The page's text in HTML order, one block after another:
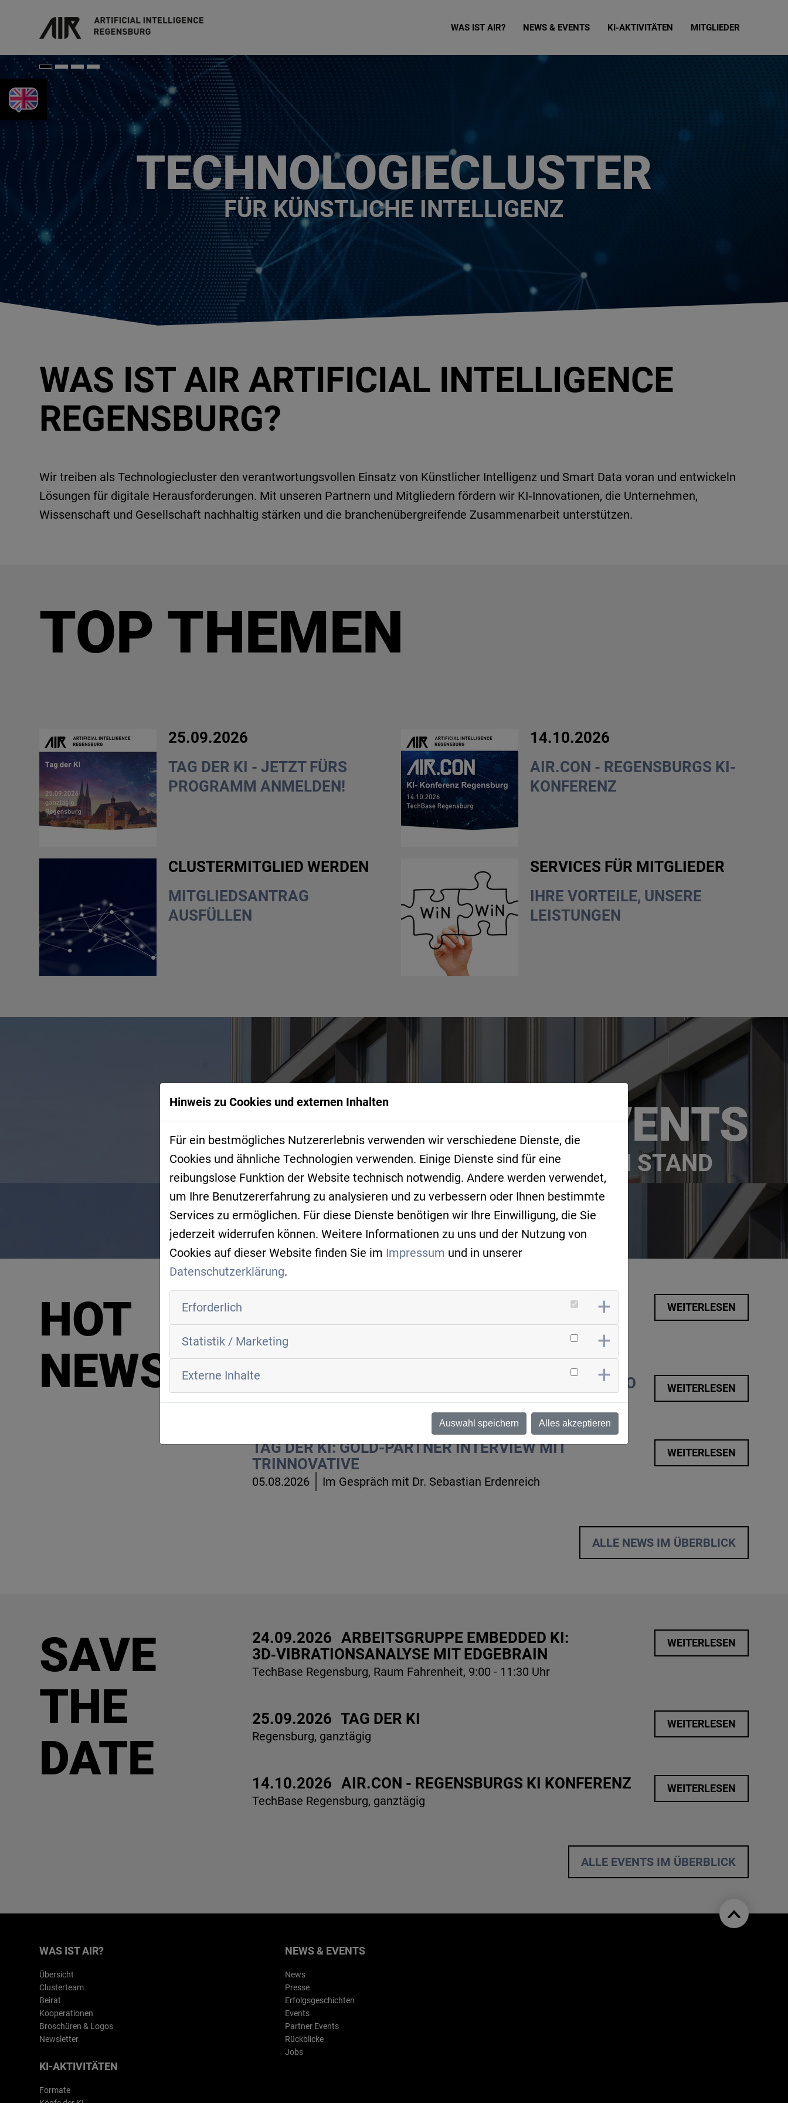
WAS IST AIR? NEWS & EVENTS KI-AKTIVITÄTEN MITGLIEDER
KEYFACTS IN ENGLISH
TAG DER KI, 25.09.2026
JETZT ANMELDEN
WAS IST AIR ARTIFICIAL INTELLIGENCE
REGENSBURG?
Wir treiben als Technologiecluster den verantwortungsvollen Einsatz von Künstlicher Intelligenz und Smart Data voran und entwickeln
Lösungen für digitale Herausforderungen. Mit unseren Partnern und Mitgliedern fördern wir KI‑Innovationen, die Unternehmen,
Wissenschaft und Gesellschaft nachhaltig stärken und die branchenübergreifende Zusammenarbeit unterstützen.
TOP THEMEN
25.09.2026
TAG DER KI - JETZT FÜRS
PROGRAMM ANMELDEN!
14.10.2026
AIR.CON - REGENSBURGS KI-
KONFERENZ
CLUSTERMITGLIED WERDEN
MITGLIEDSANTRAG
AUSFÜLLEN
SERVICES FÜR MITGLIEDER
IHRE VORTEILE, UNSERE
LEISTUNGEN
NEWS & EVENTS
IMMER AUF DEM NEUSTEN STAND
HOT
NEWS
TAG DER KI: SILBER-PARTNER-INTERVIEW MIT
11.08.2026
WEITERLESEN
TAG DER KI: GOLDPARTNER-INTERVIEW MIT AUMOVIO
06.08.2026 Im Gespräch mit Alexandra Bornemann
WEITERLESEN
TAG DER KI: GOLD-PARTNER INTERVIEW MIT
TRINNOVATIVE
05.08.2026 Im Gespräch mit Dr. Sebastian Erdenreich
WEITERLESEN
ALLE NEWS IM ÜBERBLICK
SAVE
THE
DATE
24.09.2026 ARBEITSGRUPPE EMBEDDED KI:
3D‑VIBRATIONSANALYSE MIT EDGEBRAIN
TechBase Regensburg, Raum Fahrenheit, 9:00 - 11:30 Uhr
WEITERLESEN
25.09.2026 TAG DER KI
Regensburg, ganztägig
WEITERLESEN
14.10.2026 AIR.CON - REGENSBURGS KI KONFERENZ
TechBase Regensburg, ganztägig
WEITERLESEN
ALLE EVENTS IM ÜBERBLICK
WAS IST AIR?
Übersicht
Clusterteam
Beirat
Kooperationen
Broschüren & Logos
Newsletter
NEWS & EVENTS
News
Presse
Erfolgsgeschichten
Events
Partner Events
Rückblicke
Jobs
KI-AKTIVITÄTEN
Formate
Hinweis zu Cookies und externen Inhalten
Für ein bestmögliches Nutzererlebnis verwenden wir verschiedene Dienste, die
Cookies und ähnliche Technologien verwenden. Einige Dienste sind für eine
reibungslose Funktion der Website technisch notwendig. Andere werden verwendet,
um Ihre Benutzererfahrung zu analysieren und zu verbessern oder Ihnen bestimmte
Services zu ermöglichen. Für diese Dienste benötigen wir Ihre Einwilligung, die Sie
jederzeit widerrufen können. Weitere Informationen zu uns und der Nutzung von
Cookies auf dieser Website finden Sie im Impressum und in unserer
Datenschutzerklärung.
Erforderlich
Statistik / Marketing
Externe Inhalte
Auswahl speichern Alles akzeptieren